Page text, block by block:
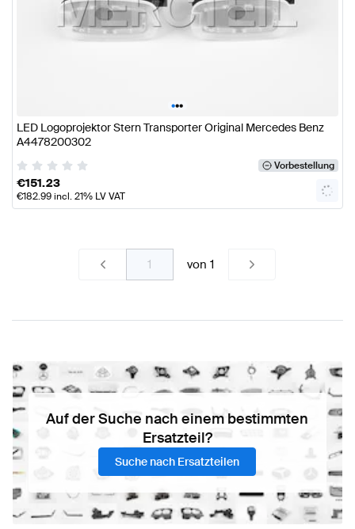
•••
LED Logoprojektor Stern Transporter Original Mercedes Benz
A4478200302
Vorbestellung
€151.23
€182.99incl. 21% LV VAT
von1
Auf der Suche nach einem bestimmten
Ersatzteil?
Suche nach Ersatzteilen